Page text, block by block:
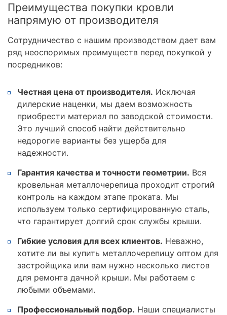
Преимущества покупки кровли
напрямую от производителя
Сотрудничество с нашим производством дает вам
ряд неоспоримых преимуществ перед покупкой у
посредников:
Честная цена от производителя. Исключая
дилерские наценки, мы даем возможность
приобрести материал по заводской стоимости.
Это лучший способ найти действительно
недорогие варианты без ущерба для
надежности.
Гарантия качества и точности геометрии. Вся
кровельная металлочерепица проходит строгий
контроль на каждом этапе проката. Мы
используем только сертифицированную сталь,
что гарантирует долгий срок службы крыши.
Гибкие условия для всех клиентов. Неважно,
хотите ли вы купить металлочерепицу оптом для
застройщика или вам нужно несколько листов
для ремонта дачной крыши. Мы работаем с
любыми объемами.
Профессиональный подбор. Наши специалисты